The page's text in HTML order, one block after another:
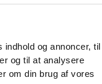
og annoncer, til
og til at analysere
om din brug af vores